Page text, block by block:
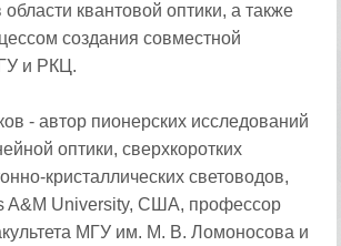
квантовой оптики, а также
создания совместной
и РКЦ.
- автор пионерских исследований
оптики, сверхкоротких
кристаллических световодов,
A&M University, США, профессор
МГУ им. М. В. Ломоносова и